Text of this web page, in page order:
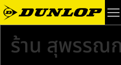
ร้าน สุพรรณ